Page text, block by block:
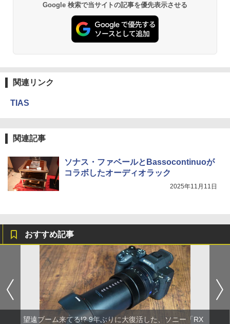
Google 検索で当サイトの記事を優先表示させる
関連リンク
TIAS
関連記事
ソナス・ファベールとBassocontinuoが
コラボしたオーディオラック
2025年11月11日
おすすめ記事
望遠ブーム来てる!? 9年ぶりに大復活した、ソニー「RX